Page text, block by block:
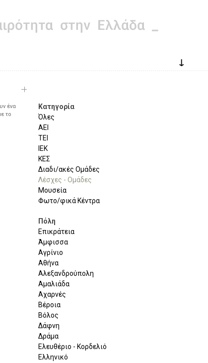
↓
ένα
το
Κατηγορία
Όλες
ΑΕΙ
ΤΕΙ
ΙΕΚ
ΚΕΣ
Διαδι/ακές Ομάδες
Λέσχες - Ομάδες
Μουσεία
Φωτο/φικά Κέντρα
Πόλη
Επικράτεια
Άμφισσα
Αγρίνιο
Αθήνα
Αλεξανδρούπολη
Αμαλιάδα
Αχαρνές
Βέροια
Βόλος
Δάφνη
Δράμα
Ελευθέριο - Κορδελιό
Ελληνικό